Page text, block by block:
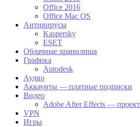
Office 2016
Office Mac OS
Антивирусы
Kaspersky
ESET
Облачные хранилища
Графика
Autodesk
Аудио
Аккаунты — платные подписки
Видео
Adobe After Effects —
VPN
Игры